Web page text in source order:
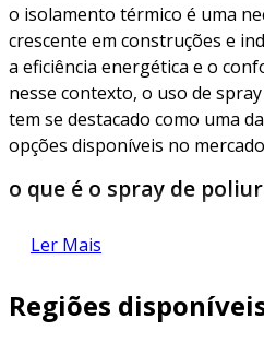
o isolamento térmico é uma
crescente em construções e
a eficiência energética e o
nesse contexto, o uso de
tem se destacado como uma
opções disponíveis no
o que é o spray de
o spray de poliuretano é um
que, ao ser aplicado, forma
espaços vazios e criando uma
Ler Mais
Regiões